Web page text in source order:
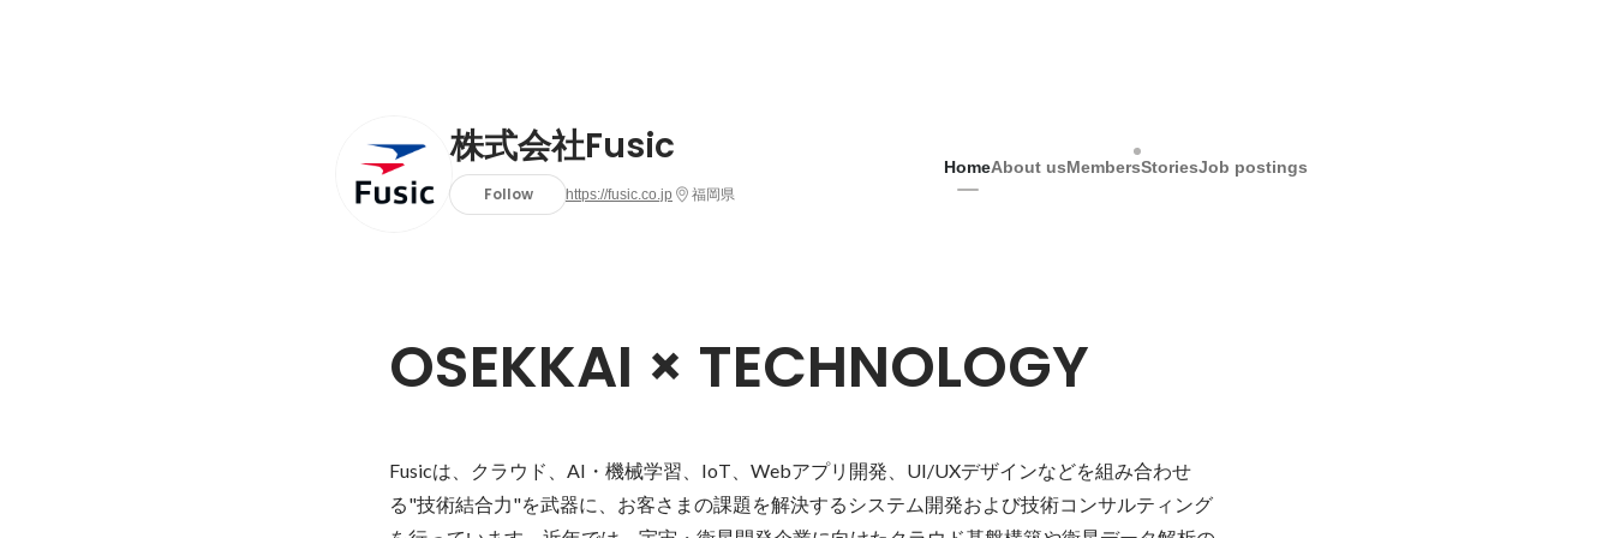
株式会社Fusic
Follow https://fusic.co.jp 福岡県
HomeAbout usMembersStoriesJob postings
OSEKKAI × TECHNOLOGY
Fusicは、クラウド、AI・機械学習、IoT、Webアプリ開発、UI/UXデザインなどを組み合わせ
る"技術結合力"を武器に、お客さまの課題を解決するシステム開発および技術コンサルティング